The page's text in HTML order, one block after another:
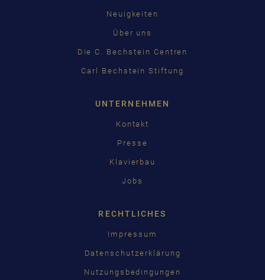
Neuigkeiten
Über uns
Die C. Bechstein Centren
Carl Bechstein Stiftung
UNTERNEHMEN
Kontakt
Presse
Klavierbau
Jobs
RECHTLICHES
Impressum
Datenschutzerklärung
Nutzungsbedingungen